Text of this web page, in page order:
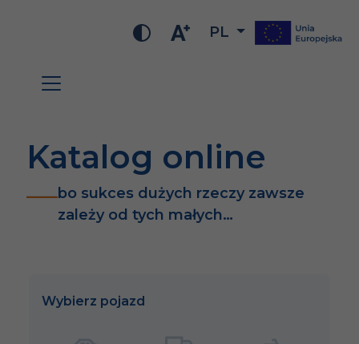
PL
Katalog online
bo sukces dużych rzeczy zawsze
zależy od tych małych…
Wybierz pojazd